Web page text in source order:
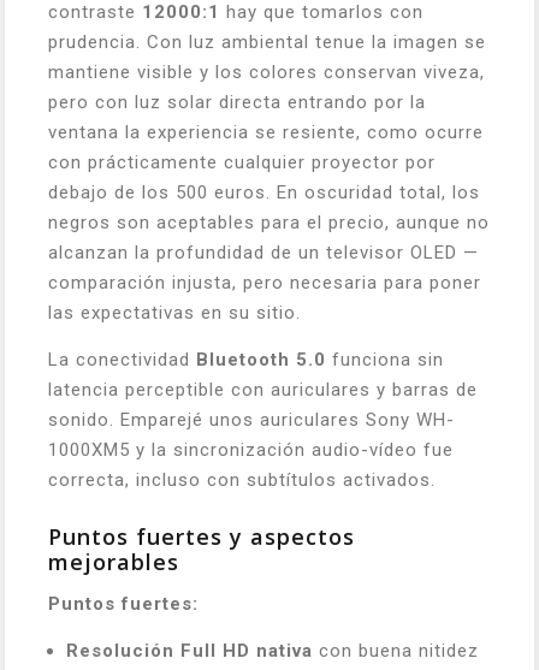
contraste 12000:1 hay que tomarlos con
prudencia. Con luz ambiental tenue la imagen se
mantiene visible y los colores conservan viveza,
pero con luz solar directa entrando por la
ventana la experiencia se resiente, como ocurre
con prácticamente cualquier proyector por
debajo de los 500 euros. En oscuridad total, los
negros son aceptables para el precio, aunque no
alcanzan la profundidad de un televisor OLED —
comparación injusta, pero necesaria para poner
las expectativas en su sitio.
La conectividad Bluetooth 5.0 funciona sin
latencia perceptible con auriculares y barras de
sonido. Emparejé unos auriculares Sony WH-
1000XM5 y la sincronización audio-vídeo fue
correcta, incluso con subtítulos activados.
Puntos fuertes y aspectos
mejorables
Puntos fuertes:
Resolución Full HD nativa con buena nitidez